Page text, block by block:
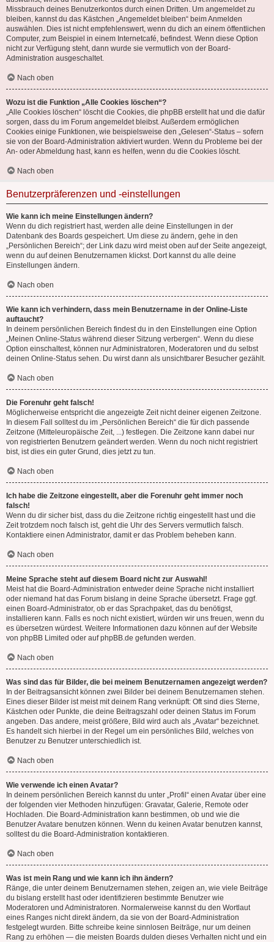
Missbrauch deines Benutzerkontos durch einen Dritten. Um angemeldet zu
bleiben, kannst du das Kästchen „Angemeldet bleiben“ beim Anmelden
auswählen. Dies ist nicht empfehlenswert, wenn du dich an einem öffentlichen
Computer, zum Beispiel in einem Internetcafé, befindest. Wenn diese Option
nicht zur Verfügung steht, dann wurde sie vermutlich von der Board-
Administration ausgeschaltet.
Nach oben
Wozu ist die Funktion „Alle Cookies löschen“?
„Alle Cookies löschen“ löscht die Cookies, die phpBB erstellt hat und die dafür
sorgen, dass du im Forum angemeldet bleibst. Außerdem ermöglichen
Cookies einige Funktionen, wie beispielsweise den „Gelesen“-Status – sofern
sie von der Board-Administration aktiviert wurden. Wenn du Probleme bei der
An- oder Abmeldung hast, kann es helfen, wenn du die Cookies löscht.
Nach oben
Benutzerpräferenzen und -einstellungen
Wie kann ich meine Einstellungen ändern?
Wenn du dich registriert hast, werden alle deine Einstellungen in der
Datenbank des Boards gespeichert. Um diese zu ändern, gehe in den
„Persönlichen Bereich“; der Link dazu wird meist oben auf der Seite angezeigt,
wenn du auf deinen Benutzernamen klickst. Dort kannst du alle deine
Einstellungen ändern.
Nach oben
Wie kann ich verhindern, dass mein Benutzername in der Online-Liste
auftaucht?
In deinem persönlichen Bereich findest du in den Einstellungen eine Option
„Meinen Online-Status während dieser Sitzung verbergen“. Wenn du diese
Option einschaltest, können nur Administratoren, Moderatoren und du selbst
deinen Online-Status sehen. Du wirst dann als unsichtbarer Besucher gezählt.
Nach oben
Die Forenuhr geht falsch!
Möglicherweise entspricht die angezeigte Zeit nicht deiner eigenen Zeitzone.
In diesem Fall solltest du im „Persönlichen Bereich“ die für dich passende
Zeitzone (Mitteleuropäische Zeit, ...) festlegen. Die Zeitzone kann dabei nur
von registrierten Benutzern geändert werden. Wenn du noch nicht registriert
bist, ist dies ein guter Grund, dies jetzt zu tun.
Nach oben
Ich habe die Zeitzone eingestellt, aber die Forenuhr geht immer noch
falsch!
Wenn du dir sicher bist, dass du die Zeitzone richtig eingestellt hast und die
Zeit trotzdem noch falsch ist, geht die Uhr des Servers vermutlich falsch.
Kontaktiere einen Administrator, damit er das Problem beheben kann.
Nach oben
Meine Sprache steht auf diesem Board nicht zur Auswahl!
Meist hat die Board-Administration entweder deine Sprache nicht installiert
oder niemand hat das Forum bislang in deine Sprache übersetzt. Frage ggf.
einen Board-Administrator, ob er das Sprachpaket, das du benötigst,
installieren kann. Falls es noch nicht existiert, würden wir uns freuen, wenn du
es übersetzen würdest. Weitere Informationen dazu können auf der Website
von phpBB Limited oder aufphpBB.de gefunden werden.
Nach oben
Was sind das für Bilder, die bei meinem Benutzernamen angezeigt werden?
In der Beitragsansicht können zwei Bilder bei deinem Benutzernamen stehen.
Eines dieser Bilder ist meist mit deinem Rang verknüpft: Oft sind dies Sterne,
Kästchen oder Punkte, die deine Beitragszahl oder deinen Status im Forum
angeben. Das andere, meist größere, Bild wird auch als „Avatar“ bezeichnet.
Es handelt sich hierbei in der Regel um ein persönliches Bild, welches von
Benutzer zu Benutzer unterschiedlich ist.
Nach oben
Wie verwende ich einen Avatar?
In deinem persönlichen Bereich kannst du unter „Profil“ einen Avatar über eine
der folgenden vier Methoden hinzufügen: Gravatar, Galerie, Remote oder
Hochladen. Die Board-Administration kann bestimmen, ob und wie die
Benutzer Avatare benutzen können. Wenn du keinen Avatar benutzen kannst,
solltest du die Board-Administration kontaktieren.
Nach oben
Was ist mein Rang und wie kann ich ihn ändern?
Ränge, die unter deinem Benutzernamen stehen, zeigen an, wie viele Beiträge
du bislang erstellt hast oder identifizieren bestimmte Benutzer wie
Moderatoren und Administratoren. Normalerweise kannst du den Wortlaut
eines Ranges nicht direkt ändern, da sie von der Board-Administration
festgelegt wurden. Bitte schreibe keine sinnlosen Beiträge, nur um deinen
Rang zu erhöhen — die meisten Boards dulden dieses Verhalten nicht und ein